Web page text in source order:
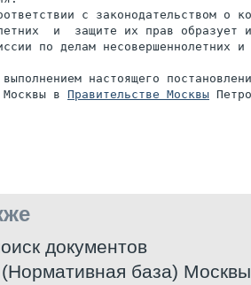
с законодательством о
и  защите их прав образует
по делам несовершеннолетних
настоящего
Москвы в Правительстве Москвы
документов
база) Москвы